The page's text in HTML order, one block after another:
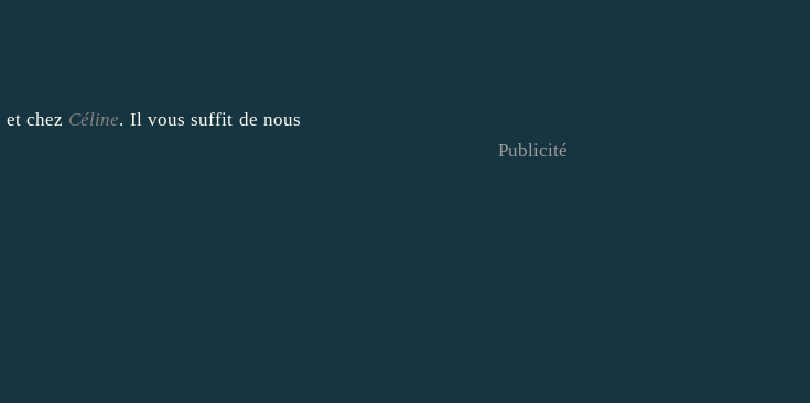
et chez Céline. Il vous suffit de nous
Publicité